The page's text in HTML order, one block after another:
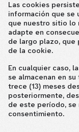
Las cookies
información que se
que nuestro sitio lo
adapte en
de largo plazo, que
de la cookie.
En cualquier caso,
se almacenan en
trece (13) meses
posteriormente,
de este período, se
consentimiento.